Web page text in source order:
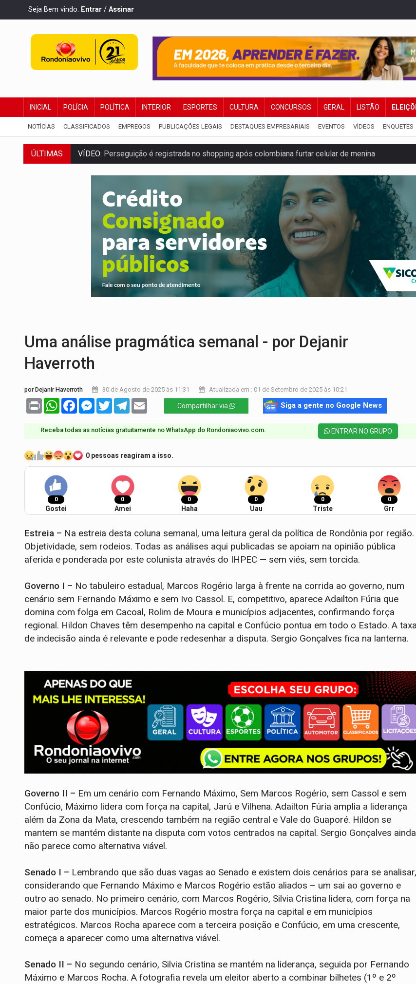
Seja Bem vindo. Entrar / Assinar
INICIAL POLÍCIA POLÍTICA INTERIOR ESPORTES CULTURA CONCURSOS GERAL LISTÃO
NOTÍCIAS CLASSIFICADOS EMPREGOS PUBLICAÇÕES LEGAIS DESTAQUES EMPRESARIAIS EVENTOS VÍDEOS ENQUETES
ÚLTIMAS VÍDEO: Perseguição é registrada no shopping após colombiana furtar celular de menina
LUDOPATIA:Apostas online começam a afetar produtividade e rotina nas empresas
REFLORESTAMENTO:Plantar árvores não será mais suficiente para comprovar área recuperado
OVNIS NA LUA: Cientistas alertam para possível base secreta no satélite natural da Terra
ACABOU COM PEUGEOT:Incêndio destrói carro que era rebocado para oficina no Centro de Porto
Ladrão é filmado furtando moto na frente do bar da Marleide
BOLSAS DE PESQUISA:Iniciativa Amazônia+10 lança chamada para fortalecer cadeias da
MATERIAL:Brasil tem grandes reservas de urânio, mas produz pouco e importa combustível
Uma análise pragmática semanal - por Dejanir
Haverroth
por Dejanir Haverroth 30 de Agosto de 2025 às 11:31 Atualizada em : 01 de Setembro de 2025 às 10:21
Print WhatsAppFacebookMessenger
TwitterTelegram Compartilhar via Siga a gente no Google News
Receba todas as notícias gratuitamente no WhatsApp do Rondoniaovivo.com.​ ENTRAR NO GRUPO
0 pessoas reagiram a isso.
0
Gostei
0
Amei
0
Haha
0
Uau
0
Triste
0
Grr
Estreia – Na estreia desta coluna semanal, uma leitura geral da política de Rondônia por região.
Objetividade, sem rodeios. Todas as análises aqui publicadas se apoiam na opinião pública
aferida e ponderada por este colunista através do IHPEC — sem viés, sem torcida.
Governo I – No tabuleiro estadual, Marcos Rogério larga à frente na corrida ao governo, num
cenário sem Fernando Máximo e sem Ivo Cassol. E, competitivo, aparece Adailton Fúria que
domina com folga em Cacoal, Rolim de Moura e municípios adjacentes, confirmando força
regional. Hildon Chaves têm desempenho na capital e Confúcio pontua em todo o Estado. A taxa
de indecisão ainda é relevante e pode redesenhar a disputa. Sergio Gonçalves fica na lanterna.
Governo II – Em um cenário com Fernando Máximo, Sem Marcos Rogério, sem Cassol e sem
Confúcio, Máximo lidera com força na capital, Jarú e Vilhena. Adailton Fúria amplia a liderança
além da Zona da Mata, crescendo também na região central e Vale do Guaporé. Hildon se
mantem se mantém distante na disputa com votos centrados na capital. Sergio Gonçalves ainda
não parece como alternativa viável.
Senado I – Lembrando que são duas vagas ao Senado e existem dois cenários para se analisar,
considerando que Fernando Máximo e Marcos Rogério estão aliados – um sai ao governo e
outro ao senado. No primeiro cenário, com Marcos Rogério, Silvia Cristina lidera, com força na
maior parte dos municípios. Marcos Rogério mostra força na capital e em municípios
estratégicos. Marcos Rocha aparece com a terceira posição e Confúcio, em uma crescente,
começa a aparecer como uma alternativa viável.
Senado II – No segundo cenário, Silvia Cristina se mantém na liderança, seguida por Fernando
Máximo e Marcos Rocha. A fotografia revela um eleitor aberto a combinar bilhetes (1º e 2º